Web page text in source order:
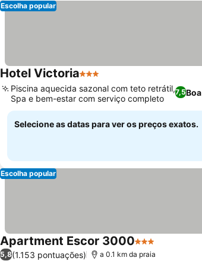
Escolha popular
Hotel Victoria3 Estrelas
7,5Boa
Piscina aquecida sazonal com teto retrátil,
Spa e bem-estar com serviço completo
Selecione as datas para ver os preços exatos.
Escolha popular
Apartment Escor 30003 Estrelas
5,8(1.153 pontuações) a 0.1 km da praia